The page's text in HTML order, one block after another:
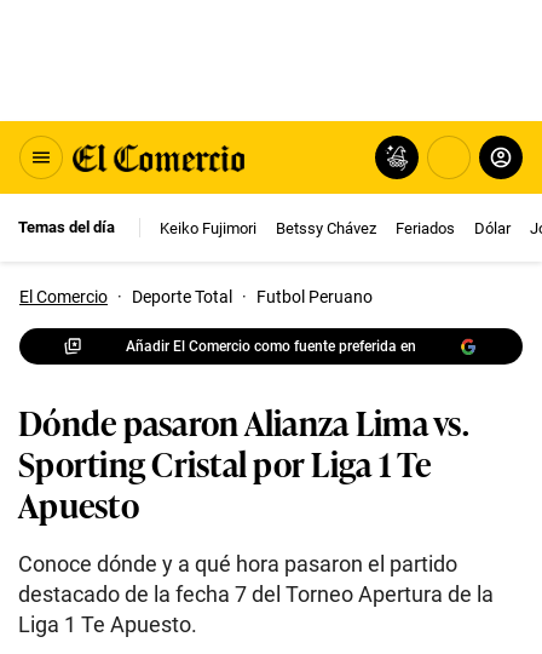
Temas del día Keiko Fujimori Betssy Chávez Feriados Dólar
El Comercio · Deporte Total · Futbol Peruano
Añadir El Comercio como fuente preferida en
Dónde pasaron Alianza Lima vs.
Sporting Cristal por Liga 1 Te
Apuesto
Conoce dónde y a qué hora pasaron el partido
destacado de la fecha 7 del Torneo Apertura de la
Liga 1 Te Apuesto.